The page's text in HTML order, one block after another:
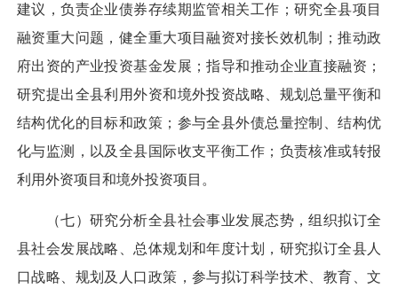
建议，负责企业债券存续期监管相关工作；研究全县项目
融资重大问题，健全重大项目融资对接长效机制；推动政
府出资的产业投资基金发展；指导和推动企业直接融资；
研究提出全县利用外资和境外投资战略、规划总量平衡和
结构优化的目标和政策；参与全县外债总量控制、结构优
化与监测，以及全县国际收支平衡工作；负责核准或转报
利用外资项目和境外投资项目。
（七）研究分析全县社会事业发展态势，组织拟订全
县社会发展战略、总体规划和年度计划，研究拟订全县人
口战略、规划及人口政策，参与拟订科学技术、教育、文